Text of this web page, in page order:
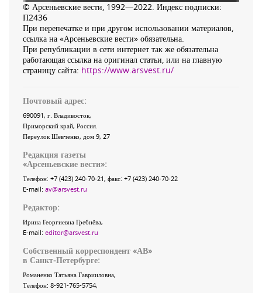
© Арсеньевские вести, 1992—2022. Индекс подписки:
П2436
При перепечатке и при другом использовании материалов,
ссылка на «Арсеньевские вести» обязательна.
При републикации в сети интернет так же обязательна
работающая ссылка на оригинал статьи, или на главную
страницу сайта: https://www.arsvest.ru/
Почтовый адрес:
690091, г. Владивосток,
Приморский край, Россия
Переулок Шевченко, дом 9, 27
Редакция газеты
«Арсеньевские вести»:
Телефон: +7 (423) 240-70-21, факс: +7 (423) 240-70-22
E-mail: av@arsvest.ru
Редактор:
Ирина Георгиевна Гребнёва,
E-mail: editor@arsvest.ru
Собственный корреспондент «АВ»
в Санкт-Петербурге:
Романенко Татьяна Гаврииловна,
Телефон: 8-921-765-5754,